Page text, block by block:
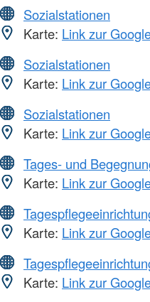
Sozialstationen
Karte: Link zur
Sozialstationen
Karte: Link zur
Sozialstationen
Karte: Link zur
Tages- und
Karte: Link zur
Karte: Link zur
Karte: Link zur